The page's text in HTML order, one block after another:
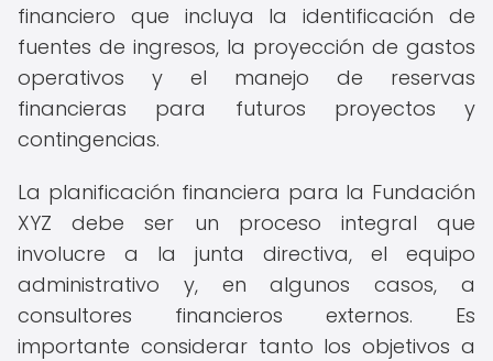
financiero que incluya la identificación de
fuentes de ingresos, la proyección de gastos
operativos y el manejo de reservas
financieras para futuros proyectos y
contingencias.
La planificación financiera para la Fundación
XYZ debe ser un proceso integral que
involucre a la junta directiva, el equipo
administrativo y, en algunos casos, a
consultores financieros externos. Es
importante considerar tanto los objetivos a